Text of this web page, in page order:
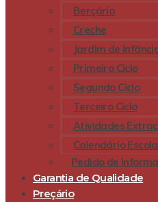
Berçário
Creche
Jardim de
Primeiro Ciclo
Segundo Ciclo
Terceiro Ciclo
Atividades
Calendário
Pedido de
Garantia de Qualidade
Preçário